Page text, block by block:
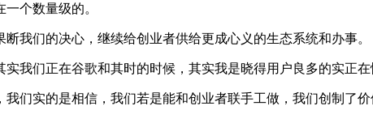
个数量级的。
们的决心，继续给创业者供给更成心义的生态系统和办事。
们正在谷歌和其时的时候，其实我是晓得用户良多的实正在
实的是相信，我们若是能和创业者联手工做，我们创制了